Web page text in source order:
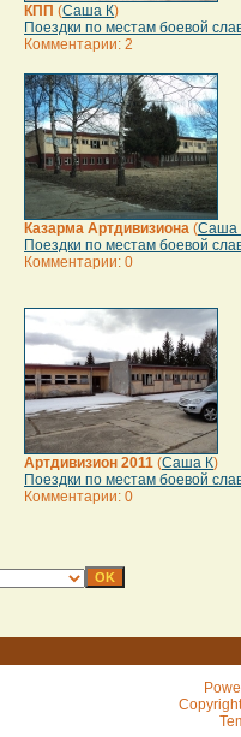
КПП (Саша К)
Поездки по местам боевой
Комментарии: 2
Казарма Артдивизиона (Саша
Поездки по местам боевой
Комментарии: 0
Артдивизион 2011 (Саша К)
Поездки по местам боевой
Комментарии: 0